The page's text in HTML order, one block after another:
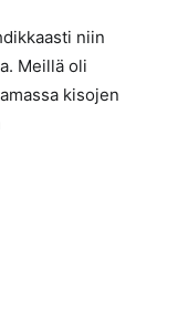
niin
Meillä oli
kisojen